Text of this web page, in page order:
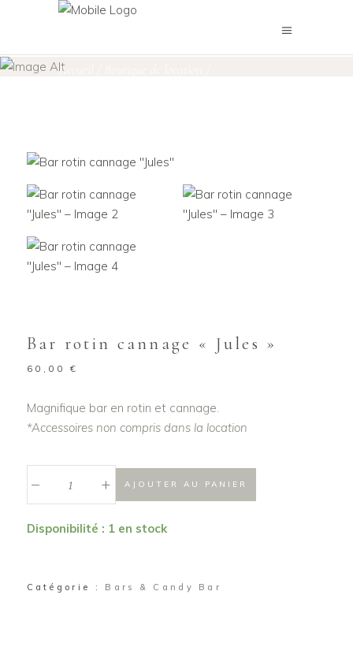
Accueil
Bar rotin cannage « Jules »
60,00€
Magnifique bar en rotin et cannage.
*Accessoires non compris dans la location
"Jules"
+ AJOUTER AU PANIER
Disponibilité : 1 en stock
Catégorie : Bars & Candy Bar